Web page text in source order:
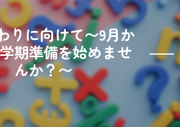
りに向けて〜9月か
期準備を始めませ
んか？〜